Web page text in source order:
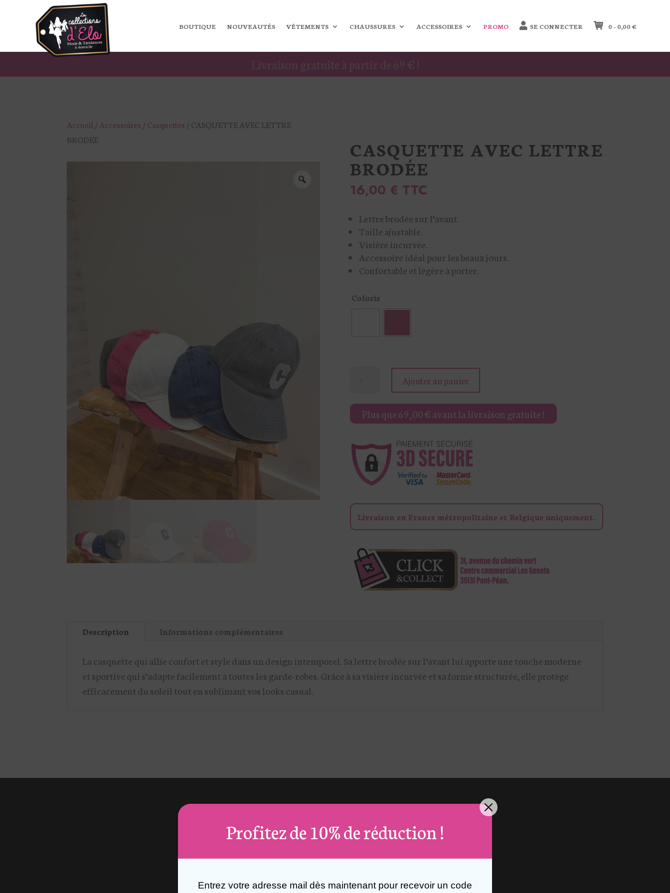
BOUTIQUE NOUVEAUTÉS VÊTEMENTS CHAUSSURES ACCESSOIRES PROMO SE CONNECTER 0 - 0,00 €
Accueil / Accessoires / Casquettes / CASQUETTE AVEC LETTRE
BRODÉE
CASQUETTE AVEC LETTRE
BRODÉE
16,00 € TTC
Lettre brodée sur l’avant.
Taille ajustable.
Visière incurvée.
Accessoire idéal pour les beaux jours.
Confortable et légère à porter.
Coloris
CASQUETTE
AVEC
BRODÉE
Ajouter au panier
Plus que69,00€avant la livraison gratuite !
Livraison en France métropolitaine et Belgique uniquement.
Description Informations complémentaires
La casquette qui allie confort et style dans un design intemporel. Sa lettre brodée sur l’avant lui apporte une touche moderne
et sportive qui s’adapte facilement à toutes les garde-robes. Grâce à sa visière incurvée et sa forme structurée, elle protège
efficacement du soleil tout en sublimant vos looks casual.
Profitez de 10% de réduction !
Entrez votre adresse mail dès maintenant pour recevoir un code